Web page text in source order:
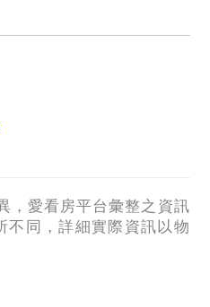
，愛看房平台彙整之資訊
不同，詳細實際資訊以物